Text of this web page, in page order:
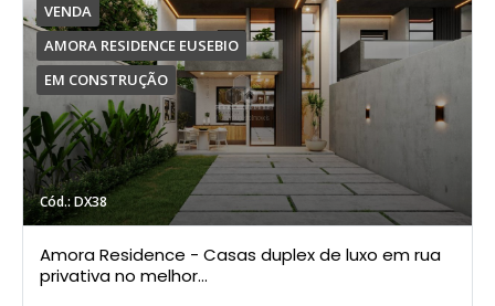
VENDA
AMORA RESIDENCE EUSEBIO
EM CONSTRUÇÃO
Cód.: DX38
Amora Residence - Casas duplex de luxo em rua
privativa no melhor...